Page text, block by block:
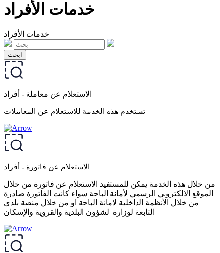
خدمات الأفراد
خدمات الأفراد
الاستعلام عن معاملة - أفراد
تستخدم هذه الخدمة للاستعلام عن المعاملات
الاستعلام عن فاتورة - أفراد
من خلال هذه الخدمة يمكن للمستفيد الاستعلام عن فاتورة من خلال
الموقع الالكتروني الرسمي لأمانة الباحة سواء كانت الفاتورة صادرة
من خلال الأنظمة الداخلية لامانة الباحة او من خلال منصة بلدى
التابعة لوزارة الشؤون البلدية والقروية والإسكان